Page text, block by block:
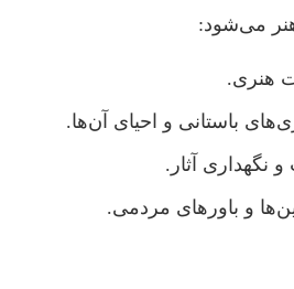
می‌شود:
هنری.
باستانی و احیای آن‌ها.
نگهداری آثار.
و باورهای مردمی.